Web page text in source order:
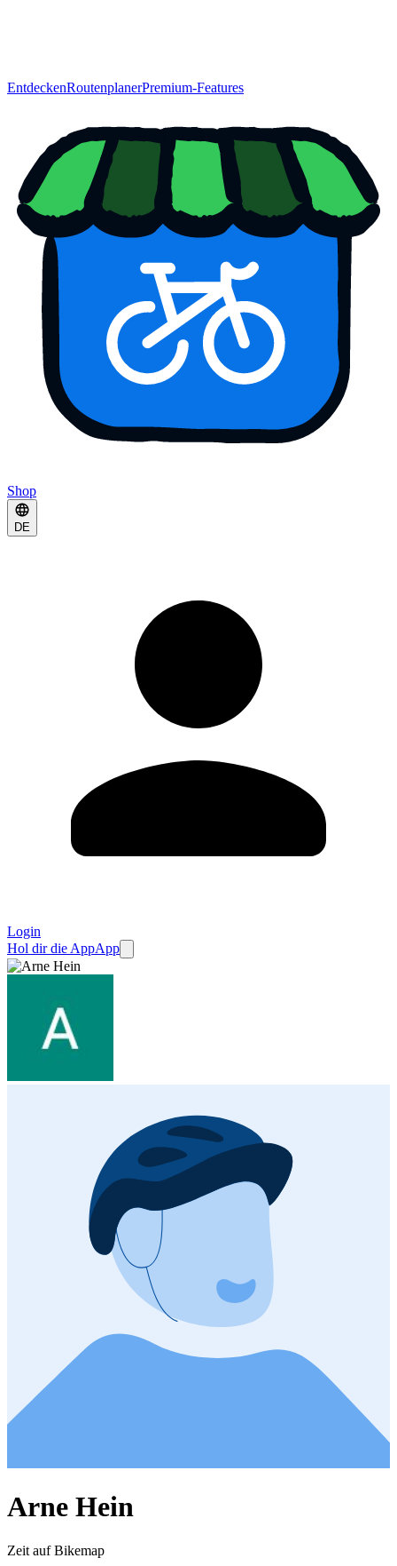
EntdeckenRoutenplanerPremium-Features
Shop
DE
Login
Hol dir die AppApp
Arne Hein
Zeit auf Bikemap